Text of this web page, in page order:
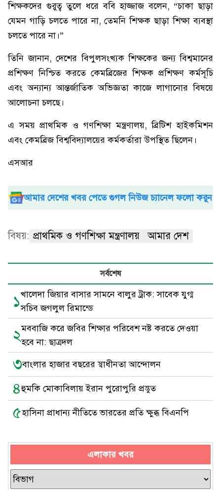
শিক্ষকদের গুরুত্ব তুলে ধরে ববি হাজ্জাজ বলেন, “চাকা ছাড়া
যেমন গাড়ি চলতে পারে না, তেমনি শিক্ষক ছাড়া শিক্ষা ব্যবস্থা
চলতে পারে না।”
তিনি জানান, দেশের বিপুলসংখ্যক শিক্ষকের জন্য বিশ্বমানের
প্রশিক্ষণ নিশ্চিত করতে কেমব্রিজের শিক্ষক প্রশিক্ষণ কর্মসূচি
এবং অন্যান্য আন্তর্জাতিক অভিজ্ঞতা কাজে লাগানোর বিষয়ে
আলোচনা চলছে।
এ সময় প্রাথমিক ও গণশিক্ষা মন্ত্রণালয়, ব্রিটিশ হাইকমিশন
এবং কেমব্রিজ বিশ্ববিদ্যালয়ের কর্মকর্তারা উপস্থিত ছিলেন।
এসআর
আমার দেশের খবর পেতে গুগল নিউজ চ্যানেল ফলো করুন
বিষয়: প্রাথমিক ও গণশিক্ষা মন্ত্রণালয় আমার দেশ
সর্বশেষ
১খালেদা জিয়ার বাসার সামনে বালুর ট্রাক: সাবেক যুগ্ম
সচিব জগলুল রিমান্ডে
২মববাজি করে জবির শিক্ষার পরিবেশ নষ্ট করতে দেওয়া
হবে না: ছাত্রদল
৩বাংলার হাজার বছরের স্বাধীনতা আন্দোলন
৪হুমকি মোকাবিলায় ইরান পুরোপুরি প্রস্তুত
৫হাসিনা প্রাধান্য নীতিতে ভারতের প্রতি ক্ষুব্ধ বিএনপি
এলাকার খবর